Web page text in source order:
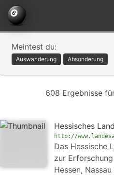
Meintest du:
Auswanderung Absonderung
608 Ergebnisse
Hessisches
http://
Das Hessische
zur
Hessen,